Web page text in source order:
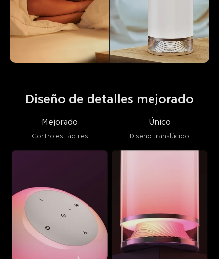
Diseño de detalles mejorado
Mejorado
Controles táctiles
Único
Diseño translúcido